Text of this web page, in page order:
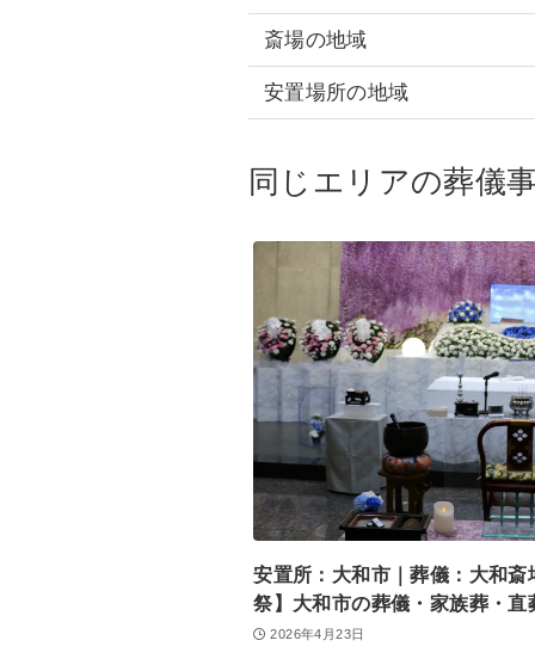
斎場の地域
安置場所の地域
同じエリアの葬儀
安置所：大和市｜葬儀：大和
祭】大和市の葬儀・家族葬・直
2026年4月23日